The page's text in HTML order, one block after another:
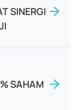
SINERGI
SAHAM